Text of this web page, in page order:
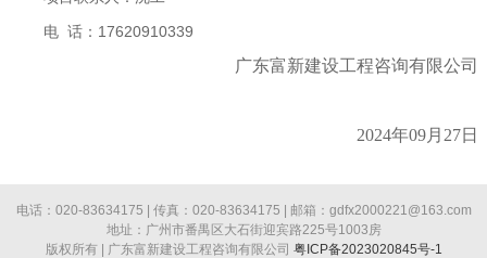
电 话： 17620910339
广东富新建设工程咨询有限公司
2024年09月27日
电话：020-83634175 | 传真：020-83634175 | 邮箱：gdfx2000221@163.com
地址：广州市番禺区大石街迎宾路225号1003房
版权所有 | 广东富新建设工程咨询有限公司 粤ICP备2023020845号-1